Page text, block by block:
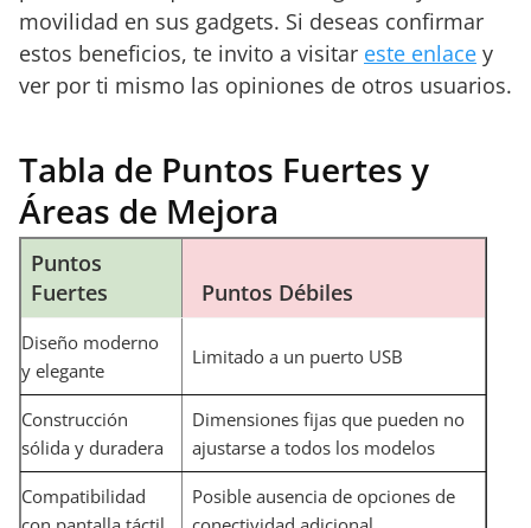
movilidad en sus gadgets. Si deseas confirmar
estos beneficios, te invito a visitar este enlace y
ver por ti mismo las opiniones de otros usuarios.
Tabla de Puntos Fuertes y
Áreas de Mejora
Puntos
Fuertes
Puntos Débiles
Diseño moderno
y elegante
Limitado a un puerto USB
Construcción
sólida y duradera
Dimensiones fijas que pueden no
ajustarse a todos los modelos
Compatibilidad
Posible ausencia de opciones de